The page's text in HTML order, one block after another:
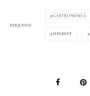
ETIQUETAS
GASTRONOMÍA
MEXBEST